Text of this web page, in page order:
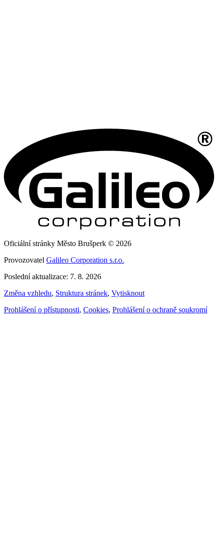
Oficiální stránky Město Brušperk © 2026
Provozovatel Galileo Corporation s.r.o.
Poslední aktualizace: 7. 8. 2026
Změna vzhledu, Struktura stránek, Vytisknout
Prohlášení o přístupnosti, Cookies, Prohlášení o ochraně soukromí